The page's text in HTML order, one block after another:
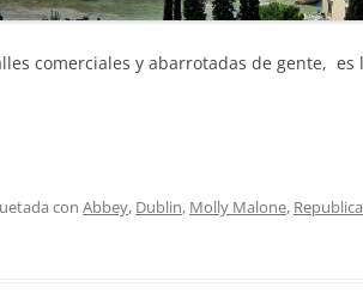
comerciales y abarrotadas de gente, es
con Abbey, Dublin, Molly Malone,